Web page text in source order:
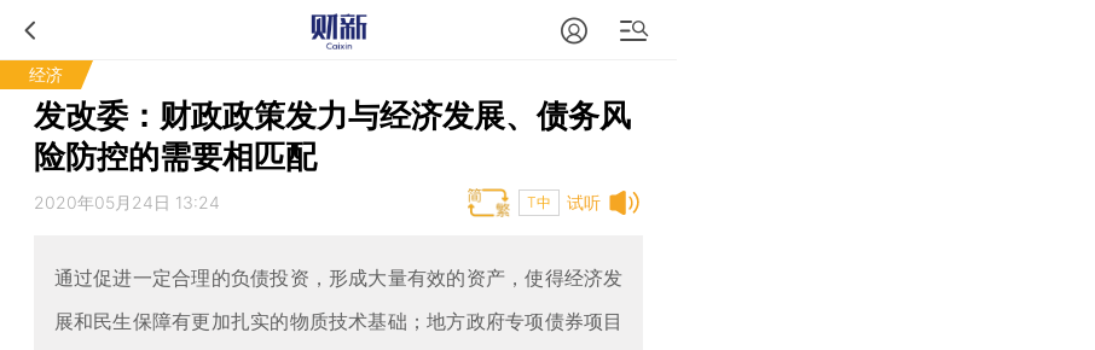
经济
发改委：财政政策发力与经济发展、债务风
险防控的需要相匹配
试听
2020年05月24日 13:24 T中
通过促进一定合理的负债投资，形成大量有效的资产，使得经济发
展和民生保障有更加扎实的物质技术基础；地方政府专项债券项目